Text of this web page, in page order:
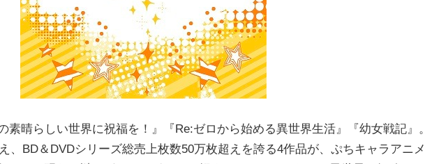
晴らしい世界に祝福を！』『Re:ゼロから始める異世界生活』『幼女戦記』。
、BD＆DVDシリーズ総売上枚数50万枚超えを誇る4作品が、ぷちキャラアニメ